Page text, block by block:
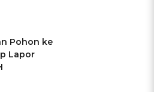
Pohon ke
Lapor